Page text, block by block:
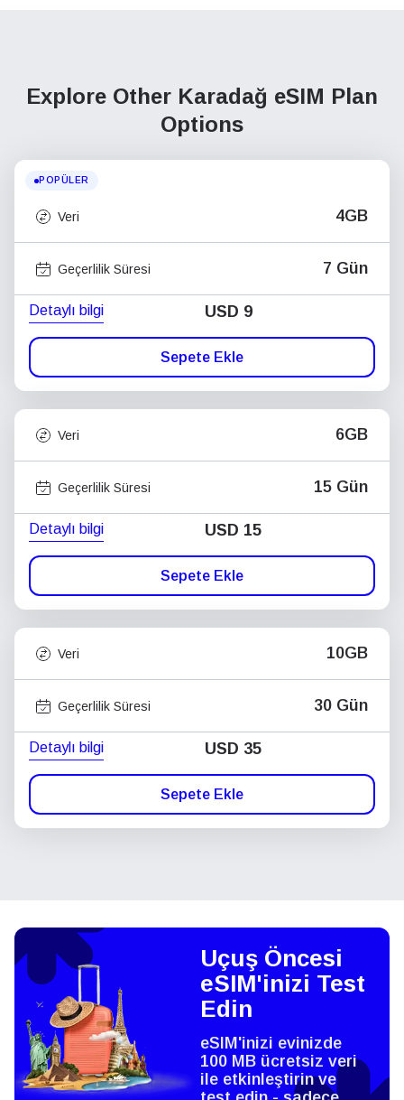
Explore Other Karadağ eSIM Plan
Options
POPÜLER
Veri 4GB
Geçerlilik Süresi 7 Gün
Detaylı bilgi USD 9
Sepete Ekle
Veri 6GB
Geçerlilik Süresi 15 Gün
Detaylı bilgi USD 15
Sepete Ekle
Veri 10GB
Geçerlilik Süresi 30 Gün
Detaylı bilgi USD 35
Sepete Ekle
Uçuş Öncesi
eSIM'inizi Test
Edin
eSIM'inizi evinizde
100 MB ücretsiz veri
ile etkinleştirin ve